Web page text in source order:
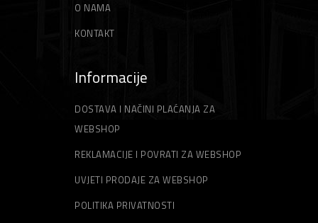
O NAMA
KONTAKT
Informacije
DOSTAVA I NAČINI PLAĆANJA ZA
WEBSHOP
REKLAMACIJE I POVRATI ZA WEBSHOP
UVJETI PRODAJE ZA WEBSHOP
POLITIKA PRIVATNOSTI